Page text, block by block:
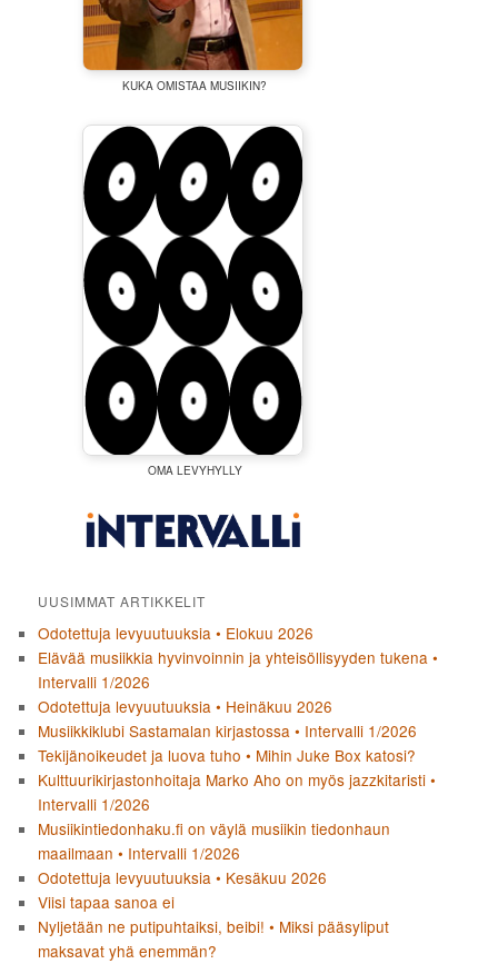
KUKA OMISTAA MUSIIKIN?
OMA LEVYHYLLY
UUSIMMAT ARTIKKELIT
Odotettuja levyuutuuksia • Elokuu 2026
Elävää musiikkia hyvinvoinnin ja yhteisöllisyyden tukena •
Intervalli 1/2026
Odotettuja levyuutuuksia • Heinäkuu 2026
Musiikkiklubi Sastamalan kirjastossa • Intervalli 1/2026
Tekijänoikeudet ja luova tuho • Mihin Juke Box katosi?
Kulttuurikirjastonhoitaja Marko Aho on myös jazzkitaristi •
Intervalli 1/2026
Musiikintiedonhaku.fi on väylä musiikin tiedonhaun
maailmaan • Intervalli 1/2026
Odotettuja levyuutuuksia • Kesäkuu 2026
Viisi tapaa sanoa ei
Nyljetään ne putipuhtaiksi, beibi! • Miksi pääsyliput
maksavat yhä enemmän?